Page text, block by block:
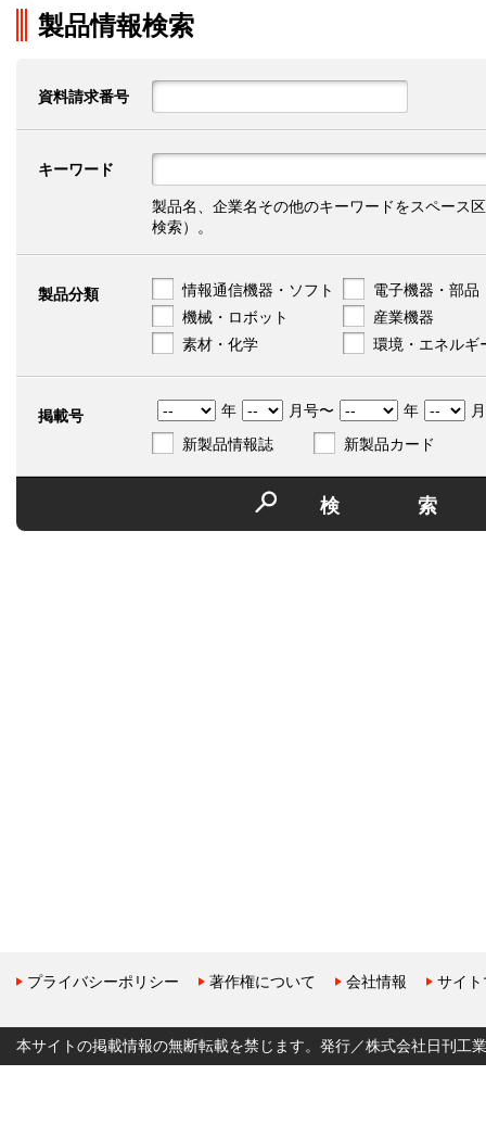
製品情報検索
資料請求番号
キーワード
製品名、企業名その他のキーワードをスペース
検索）。
製品分類 情報通信機器・ソフト
電子機器・部品
機械・ロボット
産業機器
素材・化学
環境・エネルギ
掲載号 年 月号〜 年
新製品情報誌
新製品カード
検
プライバシーポリシー 著作権について 会社情報 サイ
本サイトの掲載情報の無断転載を禁じます。発行／株式会社日刊